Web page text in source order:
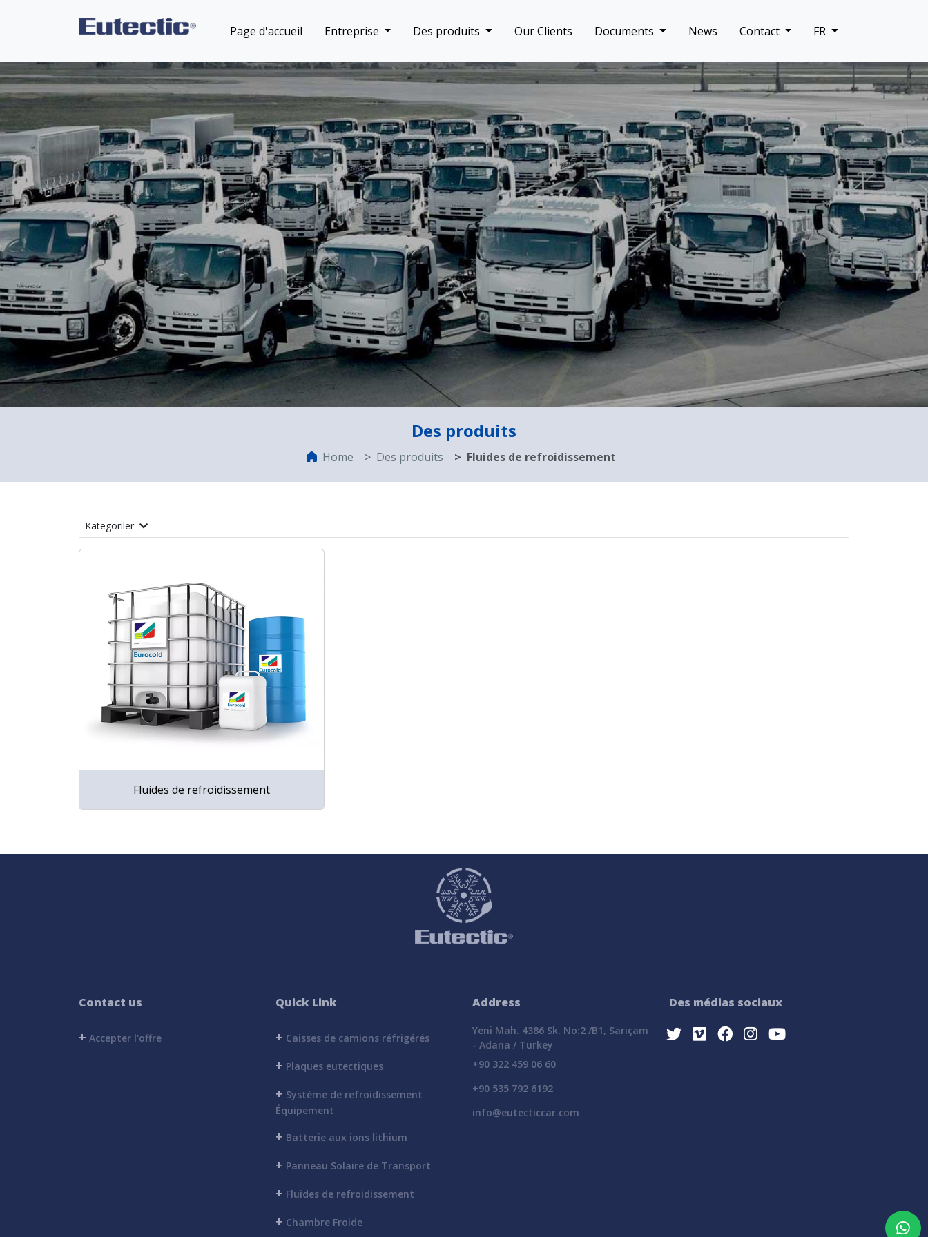
Page d'accueil Entreprise Des produits Our Clients Documents News Contact FR
Des produits
Home Des produits Fluides de refroidissement
Kategoriler
Fluides de refroidissement
Contact us
+ Accepter l'offre
Quick Link
+ Caisses de camions réfrigérés
+ Plaques eutectiques
+ Système de refroidissement
Équipement
+ Batterie aux ions lithium
+ Panneau Solaire de Transport
+ Fluides de refroidissement
+ Chambre Froide
Address
Yeni Mah. 4386 Sk. No:2 /B1, Sarıçam
- Adana / Turkey
+90 322 459 06 60
+90 535 792 6192
info@eutecticcar.com
Des médias sociaux